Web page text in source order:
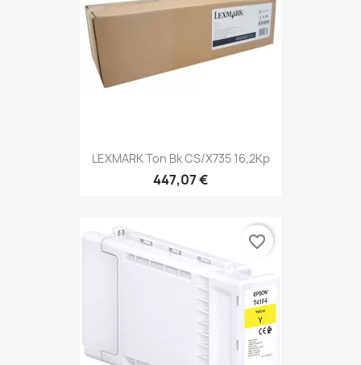
LEXMARK Ton Bk CS/X735 16,2Kp
447,07 €
favorite_border